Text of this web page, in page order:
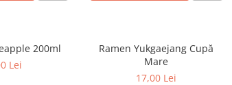
200ml
Lei
Ramen Yukgaejang Cupă
Mare
17,00 Lei